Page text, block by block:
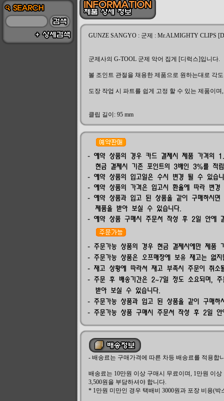
GUNZE SANGYO : 군제 : Mr.ALMIGHTY CLIPS
군제사의 G-TOOL 군제 악어 집게 [디럭스]입니다.
볼 조인트 관절을 채용한 제품으로 원하는대로 각
도장 작업 시 파트를 쉽게 고정 할 수 있는 제품이
클립 길이: 95 mm
- 배송료는 구매가격에 따른 차등 배송료를 적용합
배송료는 10만원 이상 구매시 무료이며, 1만원 이
3,500원을 부담하셔야 합니다.
* 1만원 미만인 경우 택배비 3000원과 포장 비용(